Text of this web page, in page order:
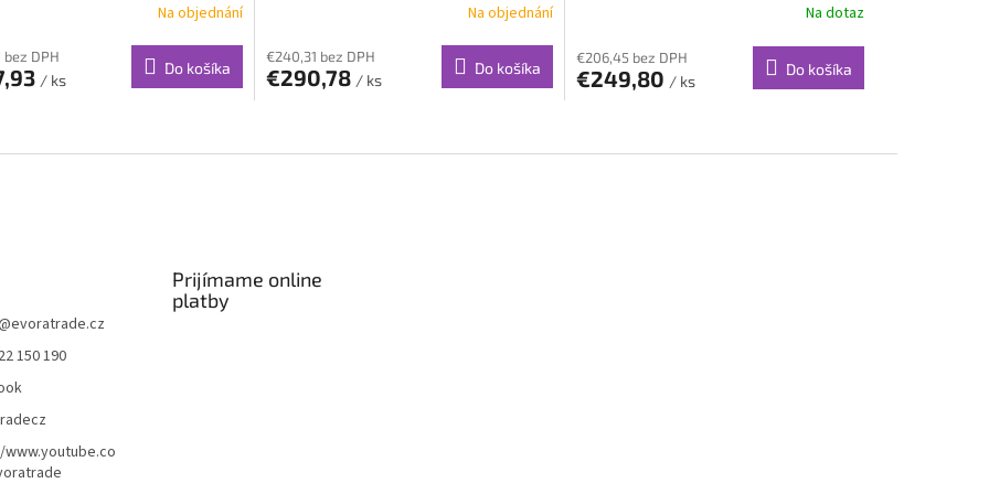
Na objednání
bez DPH
/ ks
Do košíka
Na objednání
€240,31 bez DPH
€290,78 / ks
Do košíka
Na dotaz
€206,45 bez DPH
€249,80 / ks
Do košíka
v
evoratrade.cz
150 190
Prijímame online
platby